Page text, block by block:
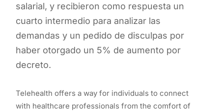
salarial, y recibieron como respuesta un
cuarto intermedio para analizar las
demandas y un pedido de disculpas por
haber otorgado un 5% de aumento por
decreto.
Telehealth offers a way for individuals to connect
with healthcare professionals from the comfort of